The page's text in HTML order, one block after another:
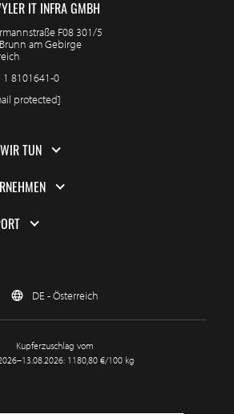
IT INFRA GMBH
F08 301/5
am Gebirge
1 8101641-0
protected]
TUN
DE - Österreich
Kupferzuschlag vom
1180,80 €/100 kg